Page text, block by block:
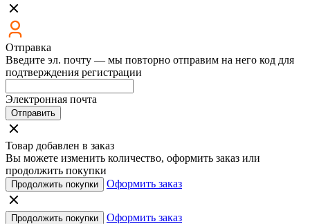
Отправка
Введите эл. почту — мы повторно отправим на него код для
подтверждения регистрации
Электронная почта
Отправить
Товар добавлен в заказ
Вы можете изменить количество, оформить заказ или
продолжить покупки
Продолжить покупки Оформить заказ
Продолжить покупки Оформить заказ